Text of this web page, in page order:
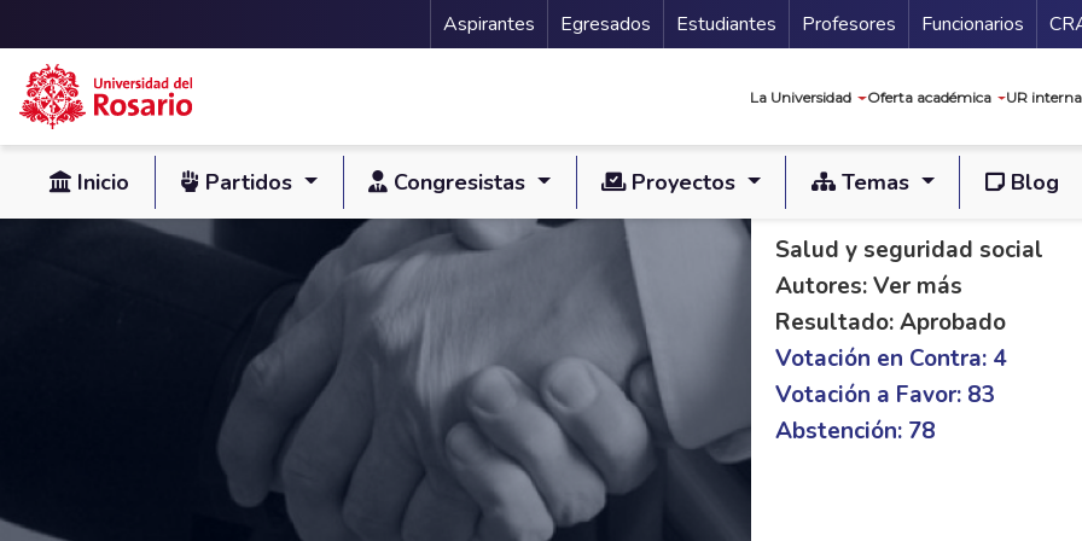
Pasar al contenido principal
Menu Secundario
Aspirantes Egresados Estudiantes Profesores Funcionarios
La Universidad Oferta académica UR
Inicio Partidos Congresistas Proyectos Temas Blog
PL C 237/18 PL S
Salud y seguridad social
Autores: Ver más
Resultado: Aprobado
Votación en Contra: 4
Votación a Favor: 83
Abstención: 78